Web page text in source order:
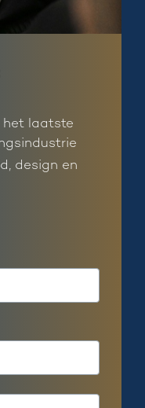
het laatste
design en